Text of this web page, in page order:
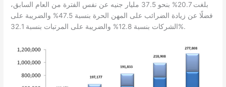
بلغت 20.7% بنحو 37.5 مليار جنيه عن نفس الفترة من العام السابق،
فضلًا عن زيادة الضرائب على المهن الحرة بنسبة 47.5% والضريبة على
الشركات بنسبة 12.8% والضريبة على المرتبات بنسبة 32.1%.